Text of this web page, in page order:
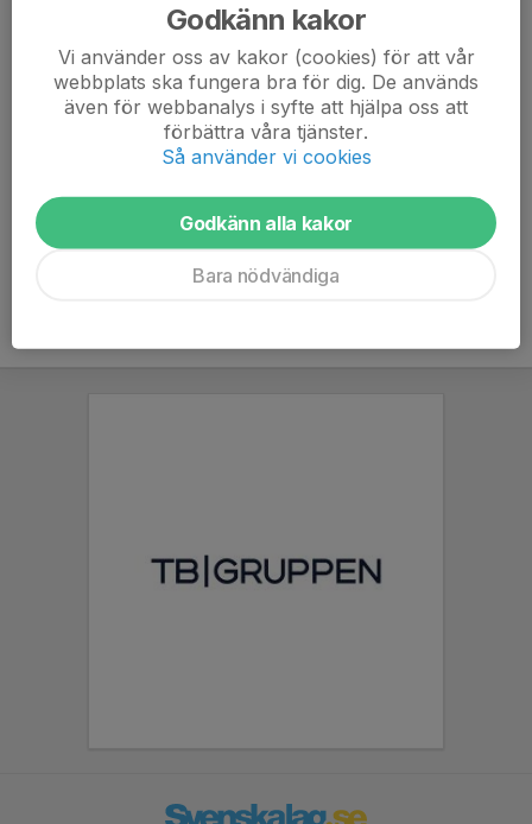
Ebba Kostmann
Café/föräldragrupp
070-369 79 36
ebba.kostmann@gmail.com
Emelie Balaki
emelie_88e@hotmail.com
Godkänn kakor
Vi använder oss av kakor (cookies) för att vår
webbplats ska fungera bra för dig. De används
även för webbanalys i syfte att hjälpa oss att
förbättra våra tjänster.
Så använder vi cookies
Godkänn alla kakor
Bara nödvändiga